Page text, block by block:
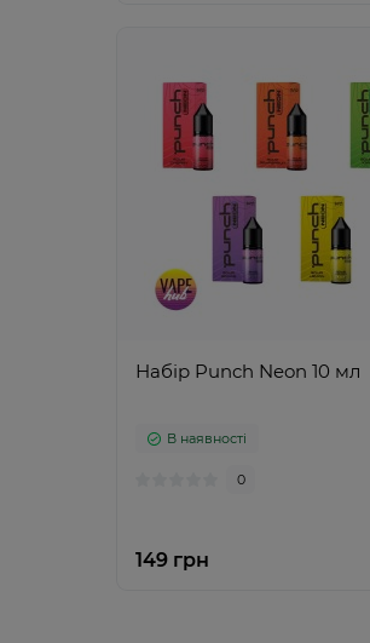
Набір Punch Neon 10 мл
В наявності
0
149 грн